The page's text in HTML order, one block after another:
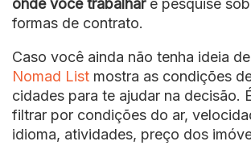
onde você trabalhare pesquise
formas de contrato.
Caso você ainda não tenha ideia
Nomad List mostra as condições
cidades para te ajudar na decisão.
filtrar por condições do ar,
idioma, atividades, preço dos